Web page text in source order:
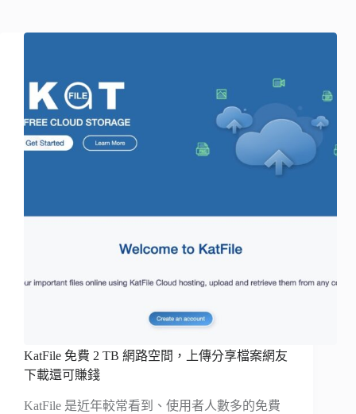
KatFile 免費 2 TB 網路空間，上傳分享檔案網友
下載還可賺錢
KatFile 是近年較常看到、使用者人數多的免費